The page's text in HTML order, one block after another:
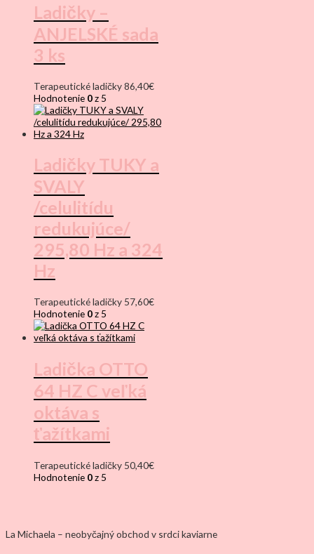
Ladičky –
ANJELSKÉ sada
3 ks
Terapeutické ladičky86,40€
Hodnotenie 0z 5
Ladičky TUKY a
SVALY
/celulitídu
redukujúce/
295,80 Hz a 324
Hz
Terapeutické ladičky 57,60€
Hodnotenie 0z 5
Ladička OTTO
64 HZ C veľká
oktáva s
ťažítkami
Terapeutické ladičky 50,40€
Hodnotenie 0z 5
La Michaela – neobyčajný obchod v srdci kaviarne